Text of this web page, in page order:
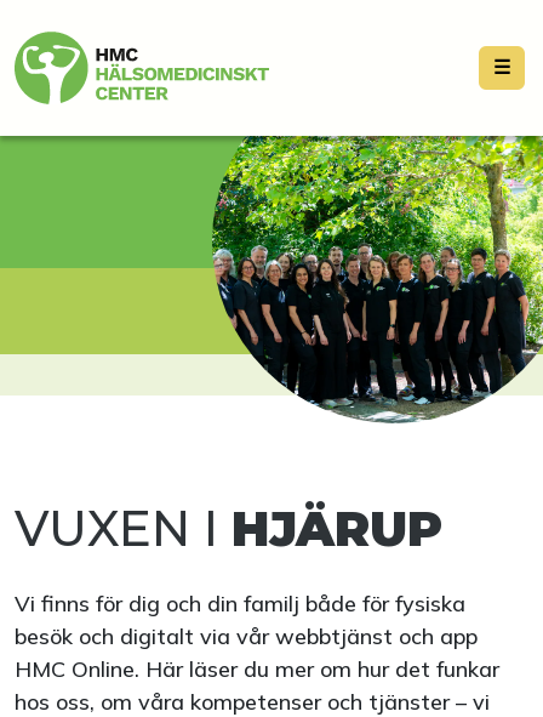
☰
VUXEN I HJÄRUP
Vi finns för dig och din familj både för fysiska
besök och digitalt via vår webbtjänst och app
HMC Online. Här läser du mer om hur det funkar
hos oss, om våra kompetenser och tjänster – vi